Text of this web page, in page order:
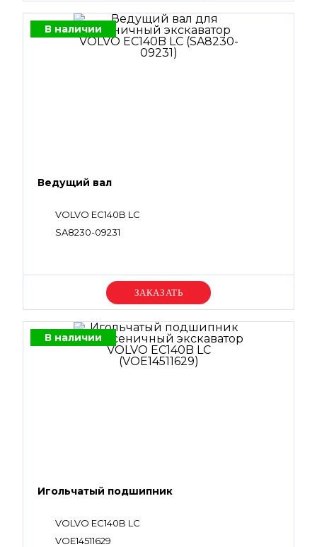
В наличии
Ведущий вал
VOLVO EC140B LC
SA8230-09231
Уточняйте цену
В наличии
Игольчатый подшипник
VOLVO EC140B LC
VOE14511629